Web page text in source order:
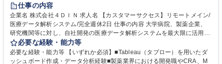
仕事の内容
企業名 株式会社４ＤＩＮ 求人名 【カスタマーサクセス】リモートメイン/
医療データ解析システム/完全週休2日 仕事の内容 大学病院、製薬企業、
研究機関等に対し、自社開発の医療データ解析システムを最大限に活用
し、研究成果を最大化していただくための導入後サポートや解析コンサル
ティング、活用アドバイス業務等をお任せします。 ■活用コンサルティン
グ：疾患再発率の調査や薬剤効果の可視化等の目的に合わせ、プラットフ
必要な経験・能力等
必要な経験・能力等 【いずれか必須】■Tableau（タブロー）を用いたダ
ッシュボード作成・データ分析経験■製薬業界における開発職やCRA、M